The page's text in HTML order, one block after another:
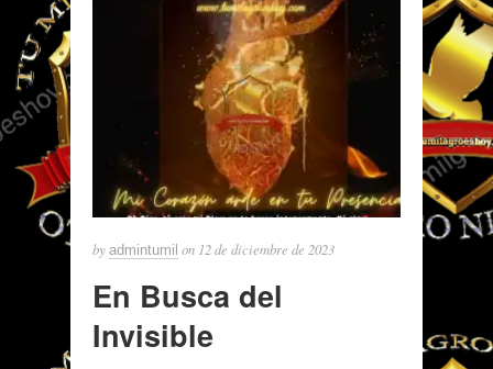
by admintumil on 12 de diciembre de 2023
En Busca del
Invisible